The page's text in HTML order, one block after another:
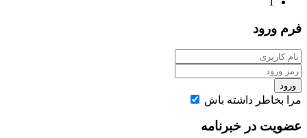
ورود
داشته باش
در خبرنامه